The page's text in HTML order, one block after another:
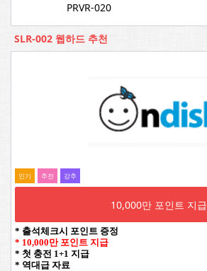
PRVR-020
SLR-002 웹하드 추천
인기 추전 강추
10,000만 포인트 지급
* 출석체크시 포인트 증정
* 10,000만 포인트 지급
* 첫 충전 1+1 지급
* 역대급 자료